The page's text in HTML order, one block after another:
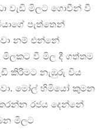
වැඩි මිලට ගොවීන් වී
පැත්තෙන්
නම් එන්නේ
මිලකට වී මිල දී ගත්තම
කිරීමට නැඹුරු විය
මෝල් හිමියෝ කුමන
රජය දෙන්නේ
මිලට